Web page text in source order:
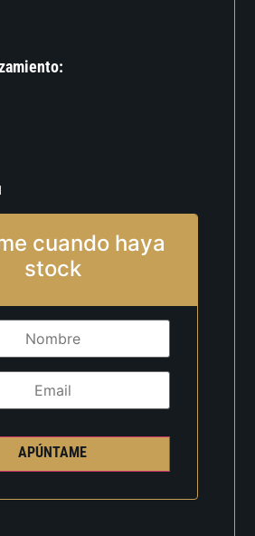
cuando haya
stock
APÚNTAME